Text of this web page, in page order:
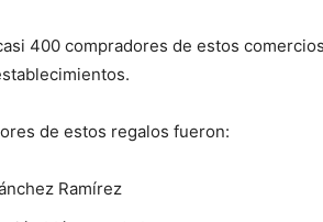
400 compradores de estos
de estos regalos fueron:
Ramírez